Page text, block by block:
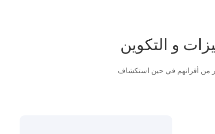
من أقرانهم في حين استكشاف